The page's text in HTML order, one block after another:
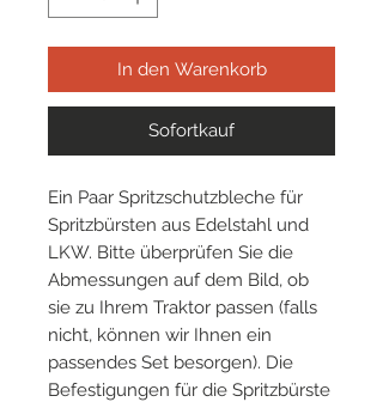
In den Warenkorb
Sofortkauf
Ein Paar Spritzschutzbleche für
Spritzbürsten aus Edelstahl und
LKW. Bitte überprüfen Sie die
Abmessungen auf dem Bild, ob
sie zu Ihrem Traktor passen (falls
nicht, können wir Ihnen ein
passendes Set besorgen). Die
Befestigungen für die Spritzbürste